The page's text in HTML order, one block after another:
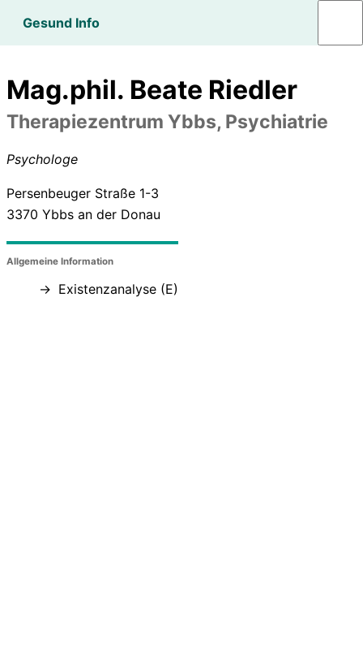
Gesund Info
Mag.phil. Beate Riedler
Therapiezentrum Ybbs, Psychiatrie
Psychologe
Persenbeuger Straße 1-3
3370 Ybbs an der Donau
Allgemeine Information
Existenzanalyse (E)